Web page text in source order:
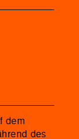
dem
des